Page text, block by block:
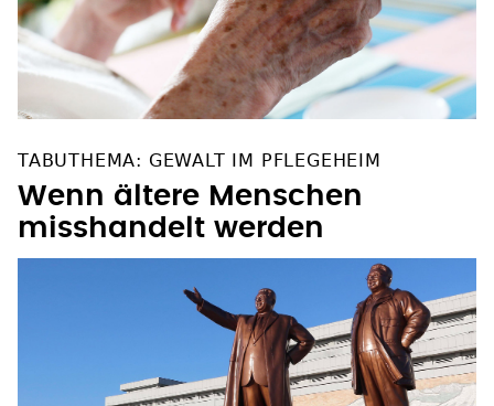
TABUTHEMA: GEWALT IM PFLEGEHEIM
Wenn ältere Menschen
misshandelt werden